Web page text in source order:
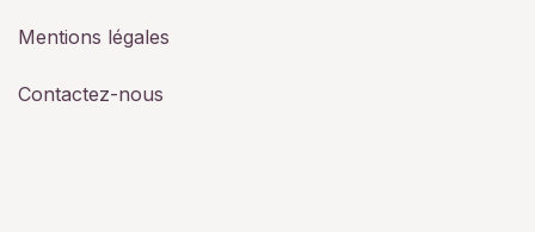
Mentions légales
Contactez-nous